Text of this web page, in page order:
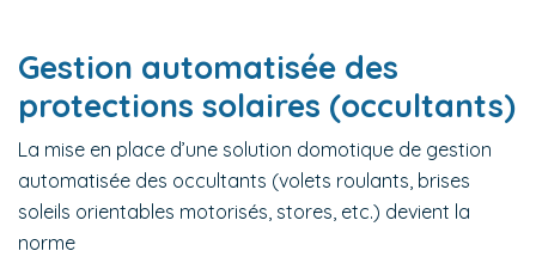
Gestion automatisée des
protections solaires (occultants)
La mise en place d’une solution domotique de gestion
automatisée des occultants (volets roulants, brises
soleils orientables motorisés, stores, etc.) devient la
norme